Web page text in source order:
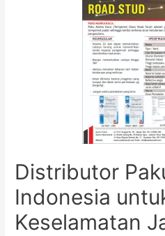
Distributor
Indonesia
Keselamatan